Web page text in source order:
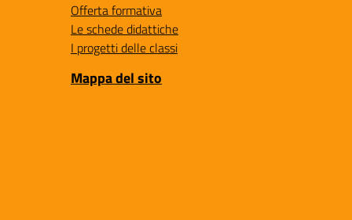
Offerta formativa
Le schede didattiche
I progetti delle classi
Mappa del sito